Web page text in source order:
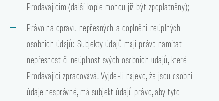
Prodávajícím (další kopie mohou již být zpoplatněny);
Právo na opravu nepřesných a doplnění neúplných
osobních údajů: Subjekty údajů mají právo namítat
nepřesnost či neúplnost svých osobních údajů, které
Prodávající zpracovává. Vyjde-li najevo, že jsou osobní
údaje nesprávné, má subjekt údajů právo, aby tyto